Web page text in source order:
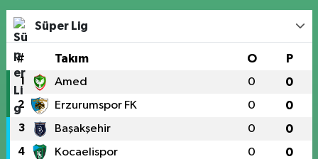
Süper Lig
# Takım O P
1 Amed 0 0
2 Erzurumspor FK 0 0
3 Başakşehir 0 0
4 Kocaelispor 0 0